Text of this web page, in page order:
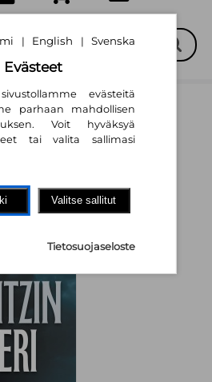
(käänt.)
| English | Svenska
Evästeet
evästeitä
parhaan mahdollisen
Voit hyväksyä
tai valita sallimasi
Valitse sallitut
Tietosuojaseloste